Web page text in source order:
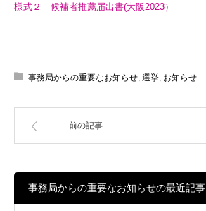
様式２ 候補者推薦届出書(大阪2023）
事務局からの重要なお知らせ 選挙 お知らせ
前の記事
事務局からの重要なお知らせの最近記事